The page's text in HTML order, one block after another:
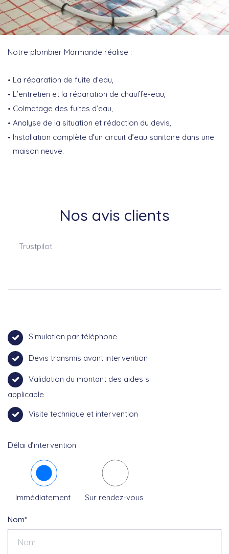
Notre plombier Marmande réalise :
La réparation de fuite d’eau,
L’entretien et la réparation de chauffe-eau,
Colmatage des fuites d’eau,
Analyse de la situation et rédaction du devis,
Installation complète d’un circuit d’eau sanitaire dans une
maison neuve.
Nos avis clients
Trustpilot
Simulation par téléphone
Devis transmis avant intervention
Validation du montant des aides si
applicable
Visite technique et intervention
Délai d’intervention :
Immédiatement Sur rendez-vous
Nom*